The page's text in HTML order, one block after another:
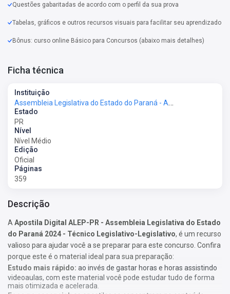
Questões gabaritadas de acordo com o perfil da sua prova
Tabelas, gráficos e outros recursos visuais para facilitar seu aprendizado
Bônus: curso online Básico para Concursos (abaixo mais detalhes)
Ficha técnica
Instituição
Assembleia Legislativa do Estado do Paraná - ALEP
Estado
PR
Nível
Nível Médio
Edição
Oficial
Páginas
359
Descrição
A Apostila Digital ALEP-PR - Assembleia Legislativa do Estado
do Paraná 2024 - Técnico Legislativo-Legislativo, é um recurso
valioso para ajudar você a se preparar para este concurso. Confira
porque este é o material ideal para sua preparação:
Estudo mais rápido: ao invés de gastar horas e horas assistindo
videoaulas, com este material você pode estudar tudo de forma
mais otimizada e acelerada.